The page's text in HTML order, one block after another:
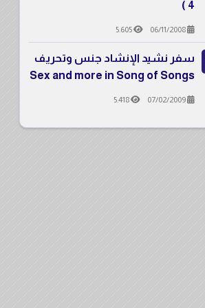
4 )
06/11/2008
5.605
سفر نشيد الإنشاد جنس وتحريف
Sex and more in Song of Songs
07/02/2009
5.418